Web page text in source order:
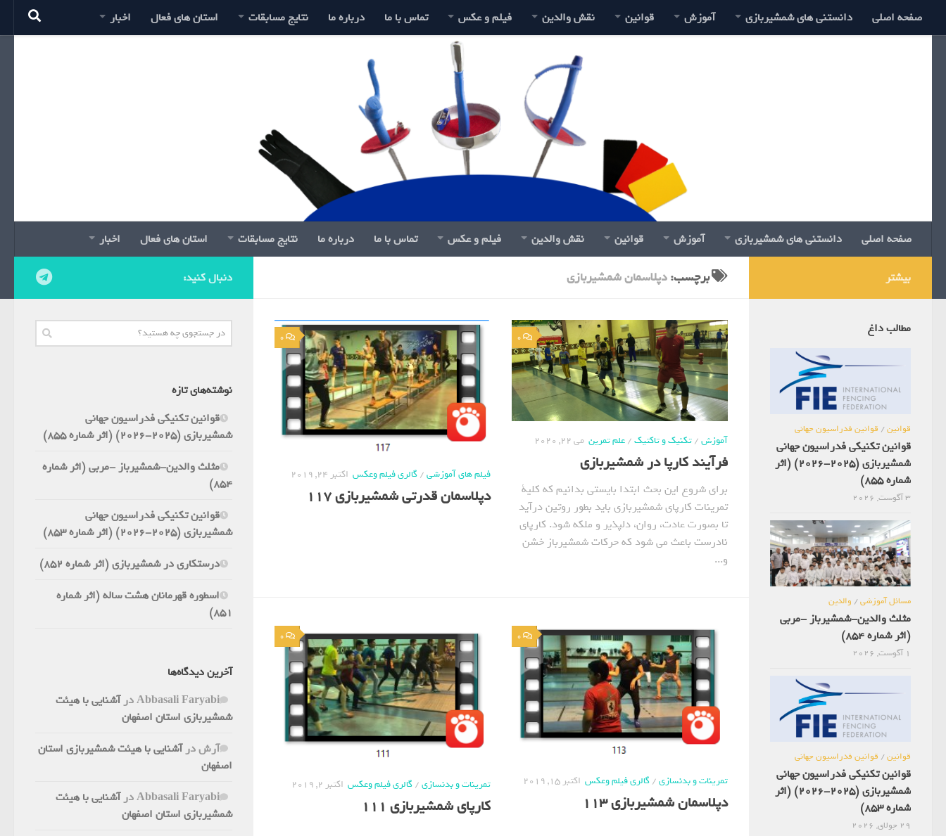
صفحه اصلی دانستنی های شمشیربازی آموزش قوانین نقش والدین فیلم و عکس تماس با ما درباره ما نتایج مسابقات استان های فعال اخبار
صفحه اصلی دانستنی های شمشیربازی آموزش قوانین نقش والدین فیلم و عکس تماس با ما درباره ما نتایج مسابقات استان های فعال اخبار
برچسب:دپلاسمان شمشیربازی
0
آموزش/تکنیک و تاکتیک/علم تمرین می 22, 2020
فرآیند کارپا در شمشیربازی
برای شروع این بحث ابتدا بایستی بدانیم که کلیة
تمرینات کارپای شمشیربازی باید بطور روتین درآید
تا بصورت عادت، روان، دلپذیر و ملکه شود. کارپای
نادرست باعث می شود که حرکات شمشیرباز خشن
و...
0
فیلم های آموزشی/گالری فیلم وعکس اکتبر 24, 2019
دپلاسمان قدرتی شمشیربازی 117
0
تمرینات و بدنسازی/گالری فیلم وعکس اکتبر 15, 2019
دپلاسمان شمشیربازی 113
0
تمرینات و بدنسازی/گالری فیلم وعکس اکتبر 2, 2019
کارپای شمشیربازی 111
دنبال کنید:
نوشته‌های تازه
قوانین تکنیکی فدراسیون جهانی
شمشیربازی (2025-2026) (اثر شماره 855)
مثلث والدین-شمشیرباز -مربی (اثر شماره
854)
قوانین تکنیکی فدراسیون جهانی
شمشیربازی (2025-2026) (اثر شماره 853)
درستکاری در شمشیربازی (اثر شماره 852)
اسطوره قهرمانان هشت ساله (اثر شماره
851)
آخرین دیدگاه‌ها
Abbasali Faryabiدرآشنایی با هیئت
شمشیربازی استان اصفهان
آرشدرآشنایی با هیئت شمشیربازی استان
اصفهان
Abbasali Faryabiدرآشنایی با هیئت
شمشیربازی استان اصفهان
بیشتر
مطالب داغ
قوانین/ قوانین فدراسیون جهانی
قوانین تکنیکی فدراسیون جهانی
شمشیربازی (2025-2026) (اثر
شماره 855)
3 آگوست, 2026
مسائل آموزشی/ والدین
مثلث والدین-شمشیرباز -مربی
(اثر شماره 854)
1 آگوست, 2026
قوانین/ قوانین فدراسیون جهانی
قوانین تکنیکی فدراسیون جهانی
شمشیربازی (2025-2026) (اثر
شماره 853)
29 جولای, 2026